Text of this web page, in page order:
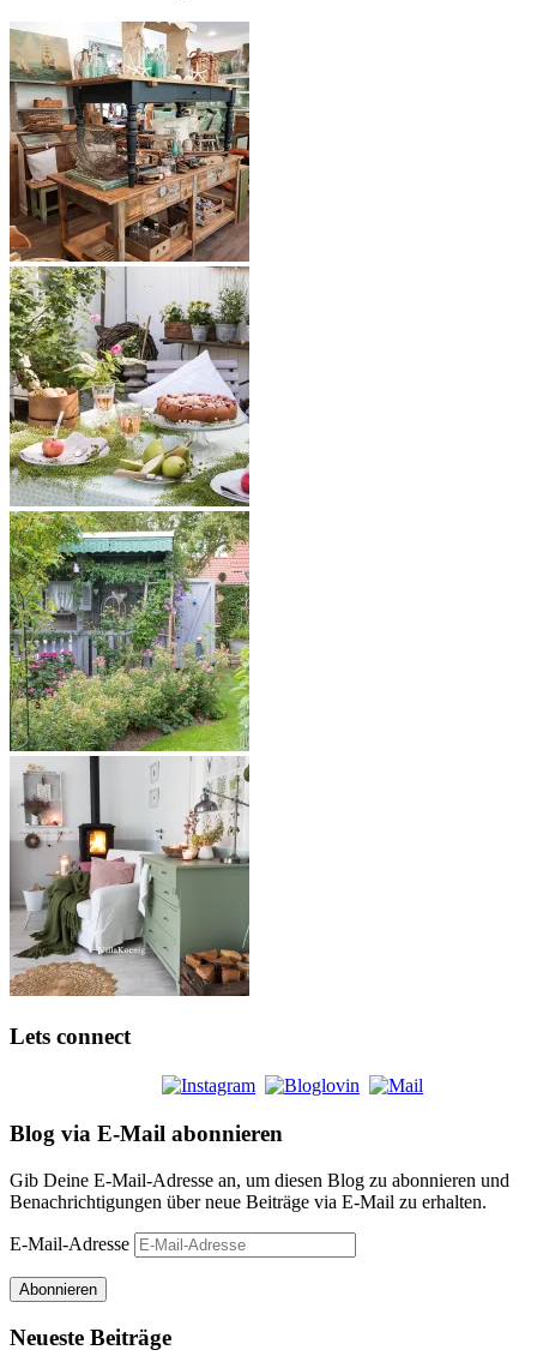
Lets connect
Blog via E-Mail abonnieren
Gib Deine E-Mail-Adresse an, um diesen Blog zu abonnieren und
Benachrichtigungen über neue Beiträge via E-Mail zu erhalten.
E-Mail-Adresse
Abonnieren
Neueste Beiträge